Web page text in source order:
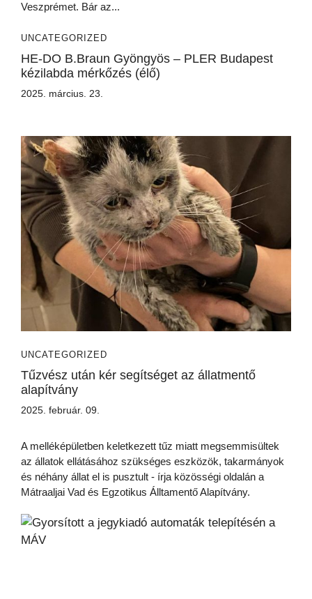
Veszprémet. Bár az...
UNCATEGORIZED
HE-DO B.Braun Gyöngyös – PLER Budapest
kézilabda mérkőzés (élő)
2025. március. 23.
UNCATEGORIZED
Tűzvész után kér segítséget az állatmentő
alapítvány
2025. február. 09.
A melléképületben keletkezett tűz miatt megsemmisültek
az állatok ellátásához szükséges eszközök, takarmányok
és néhány állat el is pusztult - írja közösségi oldalán a
Mátraaljai Vad és Egzotikus Álltamentő Alapítvány.